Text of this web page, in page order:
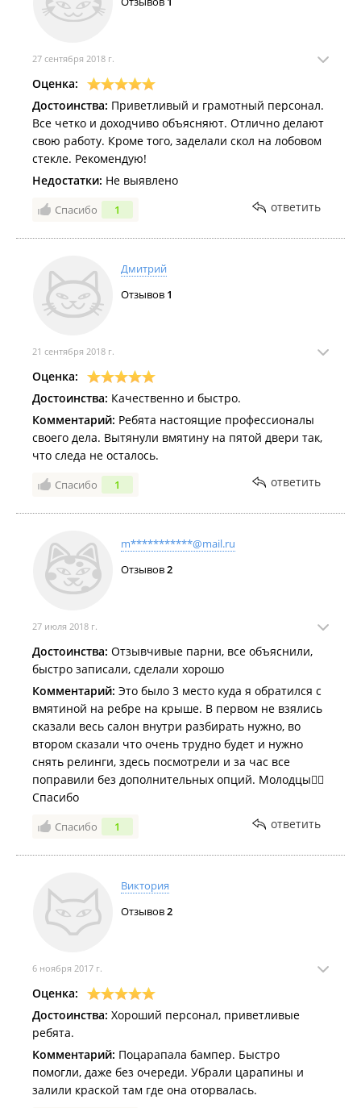
27 сентября 2018 г.
Оценка:
Достоинства: Приветливый и грамотный персонал.
Все четко и доходчиво объясняют. Отлично делают
свою работу. Кроме того, заделали скол на лобовом
стекле. Рекомендую!
Недостатки: Не выявлено
Спасибо 1 ответить
Дмитрий
Отзывов 1
21 сентября 2018 г.
Оценка:
Достоинства: Качественно и быстро.
Комментарий: Ребята настоящие профессионалы
своего дела. Вытянули вмятину на пятой двери так,
что следа не осталось.
Спасибо 1 ответить
m***********@mail.ru
Отзывов2
27 июля 2018 г.
Достоинства: Отзывчивые парни, все объяснили,
быстро записали, сделали хорошо
Комментарий: Это было 3 место куда я обратился с
вмятиной на ребре на крыше. В первом не взялись
сказали весь салон внутри разбирать нужно, во
втором сказали что очень трудно будет и нужно
снять релинги, здесь посмотрели и за час все
поправили без дополнительных опций. Молодцы👍🏻
Спасибо
Спасибо 1 ответить
Виктория
Отзывов2
6 ноября 2017 г.
Оценка:
Достоинства: Хороший персонал, приветливые
ребята.
Комментарий: Поцарапала бампер. Быстро
помогли, даже без очереди. Убрали царапины и
залили краской там где она оторвалась.